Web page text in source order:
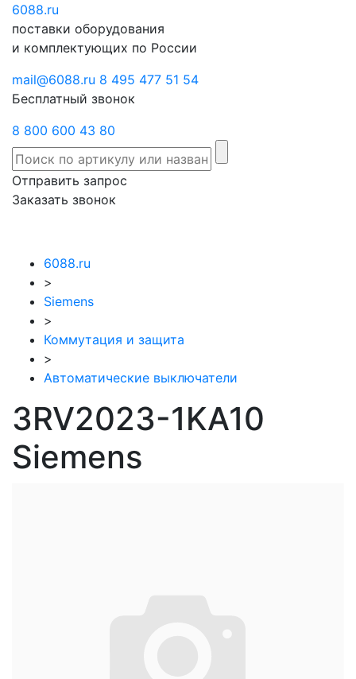
6088.ru
поставки оборудования
и комплектующих по России
mail@6088.ru 8 495 477 51 54
Бесплатный звонок
8 800 600 43 80
Отправить запрос
Заказать звонок
6088.ru
>
Siemens
>
Коммутация и защита
>
Автоматические выключатели
3RV2023-1KA10
Siemens
Отправить
запрос
звонок